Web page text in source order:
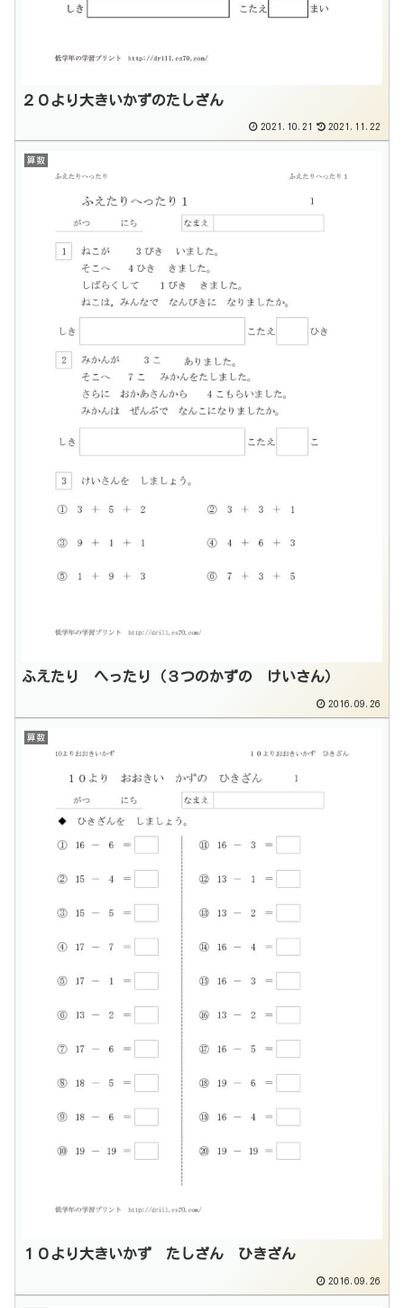
２０より大きいかずのたしざん
2021.10.21 2021.11.22
算数
ふえたり へったり（３つのかずの けいさん）
2016.09.26
算数
１０より大きいかず たしざん ひきざん
2016.09.26